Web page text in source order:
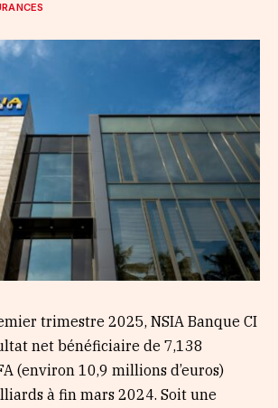
trimestre 2025, NSIA Banque CI
net bénéficiaire de 7,138
(environ 10,9 millions d’euros)
à fin mars 2024. Soit une